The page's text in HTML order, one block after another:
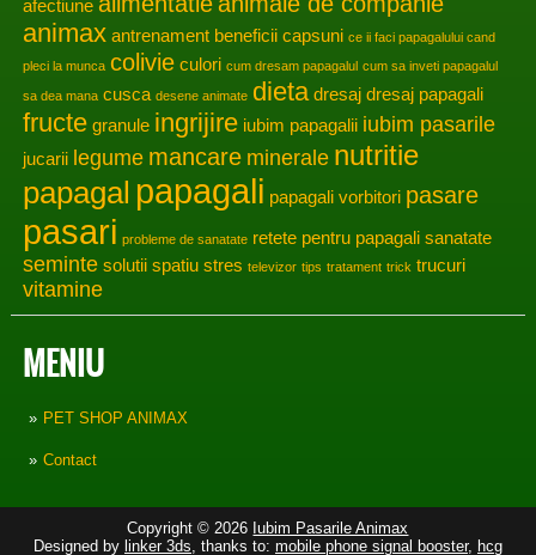
afectiune
animax antrenament beneficii capsuni ce ii faci papagalului cand
pleci la munca colivie culori cum dresam papagalul cum sa inveti papagalul
sa dea mana cusca desene animate dieta dresaj dresaj papagali
fructe granule ingrijire iubim papagalii iubim pasarile
jucarii legume mancare minerale nutritie
papagal papagali papagali vorbitori pasare
pasari probleme de sanatate retete pentru papagali sanatate
seminte solutii spatiu stres televizor tips tratament trick trucuri
vitamine
MENIU
PET SHOP ANIMAX
Contact
Copyright © 2026 Iubim Pasarile Animax
Designed by linker 3ds, thanks to: mobile phone signal booster, hcg